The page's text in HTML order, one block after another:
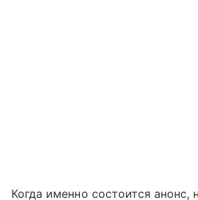
Когда именно состоится анонс,